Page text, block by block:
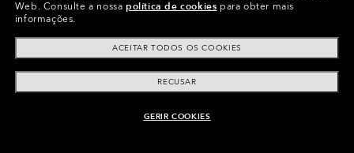
ADICIONAR AO CARRINHO
Tamanho:Tamanho único
VestibilidadeAmplo - Ajuste Universal
Ver Guia Tamanhos
Web. Consulte a nossapolítica de cookies para obter mais
informações.
ACEITAR TODOS OS COOKIES
RECUSAR
GERIR COOKIES